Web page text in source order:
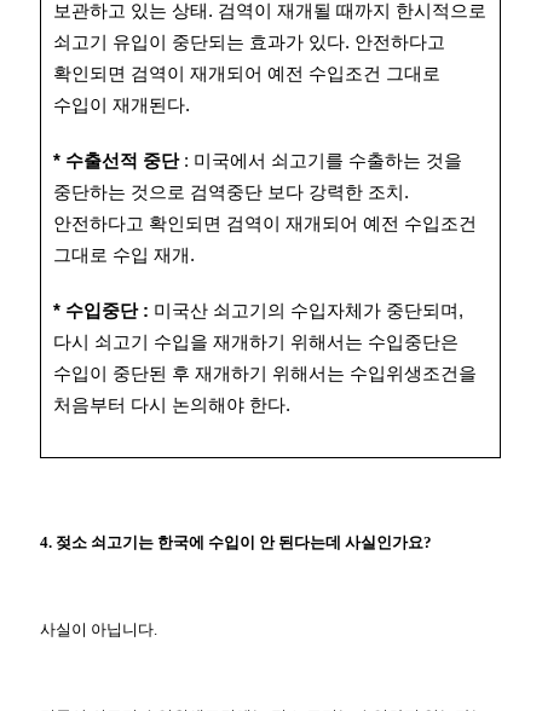
보관하고 있는 상태. 검역이 재개될 때까지 한시적으로
쇠고기 유입이 중단되는 효과가 있다. 안전하다고
확인되면 검역이 재개되어 예전 수입조건 그대로
수입이 재개된다.
* 수출선적 중단 : 미국에서 쇠고기를 수출하는 것을
중단하는 것으로 검역중단 보다 강력한 조치.
안전하다고 확인되면 검역이 재개되어 예전 수입조건
그대로 수입 재개.
* 수입중단 : 미국산 쇠고기의 수입자체가 중단되며,
다시 쇠고기 수입을 재개하기 위해서는 수입중단은
수입이 중단된 후 재개하기 위해서는 수입위생조건을
처음부터 다시 논의해야 한다.
4. 젖소 쇠고기는 한국에 수입이 안 된다는데 사실인가요?
사실이 아닙니다.